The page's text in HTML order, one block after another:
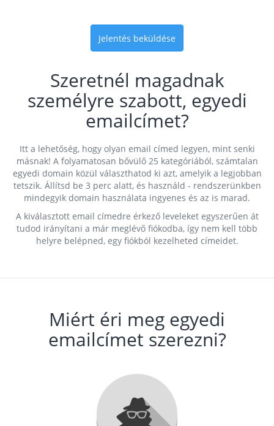
Jelentés beküldése
Szeretnél magadnak
személyre szabott, egyedi
emailcímet?
Itt a lehetőség, hogy olyan email címed legyen, mint senki
másnak! A folyamatosan bővülő 25 kategóriából, számtalan
egyedi domain közül választhatod ki azt, amelyik a legjobban
tetszik. Állítsd be 3 perc alatt, és használd - rendszerünkben
mindegyik domain használata ingyenes és az is marad.
A kiválasztott email címedre érkező leveleket egyszerűen át
tudod irányítani a már meglévő fiókodba, így nem kell több
helyre belépned, egy fiókból kezelheted címeidet.
Miért éri meg egyedi
emailcímet szerezni?